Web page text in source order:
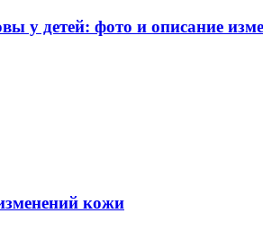
у детей: фото и описание
кожи